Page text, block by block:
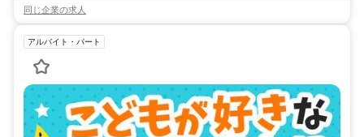
同じ企業の求人
アルバイト・パート